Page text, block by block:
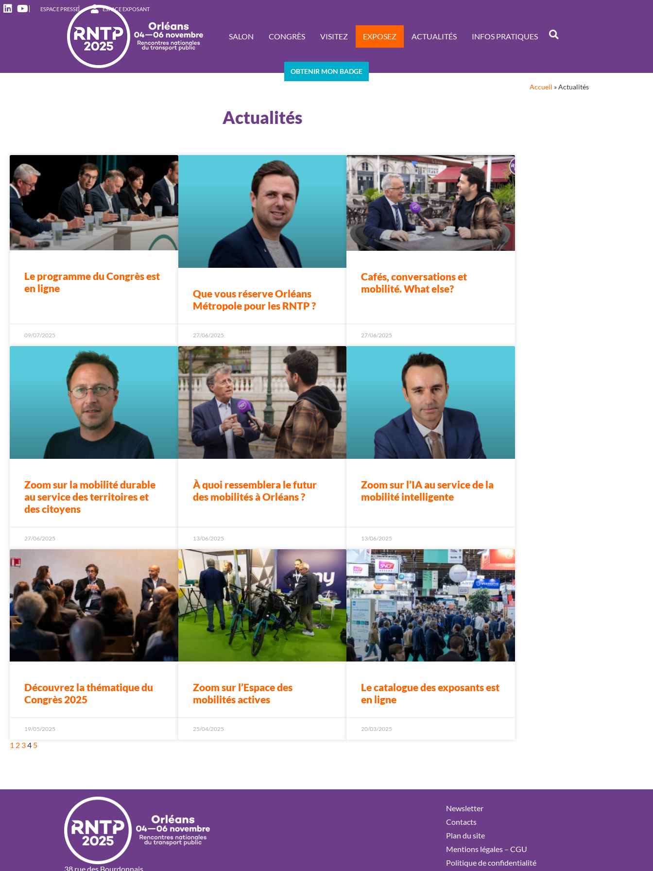
ESPACE PRESSE ESPACE EXPOSANT
SALON CONGRÈS VISITEZ EXPOSEZ ACTUALITÉS INFOS PRATIQUES
OBTENIR MON BADGE
Accueil »Actualités
Actualités
Le programme du Congrès est
en ligne
09/07/2025
Que vous réserve Orléans
Métropole pour les RNTP ?
27/06/2025
Cafés, conversations et
mobilité. What else?
27/06/2025
Zoom sur la mobilité durable
au service des territoires et
des citoyens
27/06/2025
À quoi ressemblera le futur
des mobilités à Orléans ?
13/06/2025
Zoom sur l’IA au service de la
mobilité intelligente
13/06/2025
Découvrez la thématique du
Congrès 2025
19/05/2025
Zoom sur l’Espace des
mobilités actives
25/04/2025
Le catalogue des exposants est
en ligne
20/03/2025
1 2 34 5
38 rue des Bourdonnais
Newsletter
Contacts
Plan du site
Mentions légales – CGU
Politique de confidentialité